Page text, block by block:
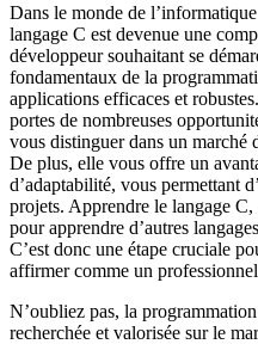
Dans le monde de
langage C est devenue une
développeur souhaitant se
fondamentaux de la
applications efficaces et
portes de nombreuses
vous distinguer dans un
De plus, elle vous offre un
d’adaptabilité, vous permettant
projets. Apprendre le langage C,
pour apprendre d’autres
C’est donc une étape cruciale
affirmer comme un
N’oubliez pas, la
recherchée et valorisée sur le